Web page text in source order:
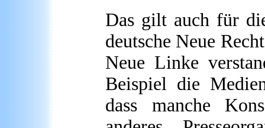
Das gilt auch für
deutsche Neue
Neue Linke
Beispiel die
dass manche